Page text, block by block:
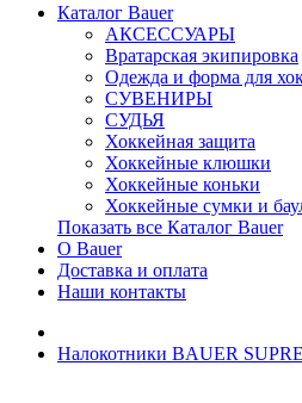
Каталог Bauer
АКСЕССУАРЫ
Вратарская экипировка
Одежда и форма для
СУВЕНИРЫ
СУДЬЯ
Хоккейная защита
Хоккейные клюшки
Хоккейные коньки
Хоккейные сумки и
Показать все Каталог Bauer
О Bauer
Доставка и оплата
Наши контакты
Налокотники BAUER